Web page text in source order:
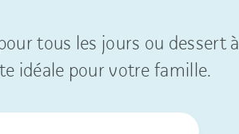
tous les jours ou dessert à
idéale pour votre famille.